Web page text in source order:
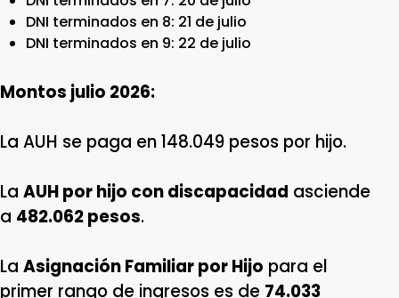
DNI terminados en 8: 21 de julio
DNI terminados en 9: 22 de julio
Montos julio 2026:
La AUH se paga en 148.049 pesos por hijo.
La AUH por hijo con discapacidad asciende
a 482.062 pesos.
La Asignación Familiar por Hijo para el
primer rango de ingresos es de 74.033